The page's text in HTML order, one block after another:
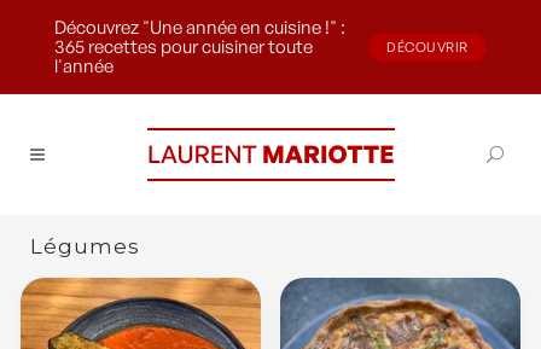
Découvrez "Une année en cuisine !" :
365 recettes pour cuisiner toute
l'année
DÉCOUVRIR
Légumes